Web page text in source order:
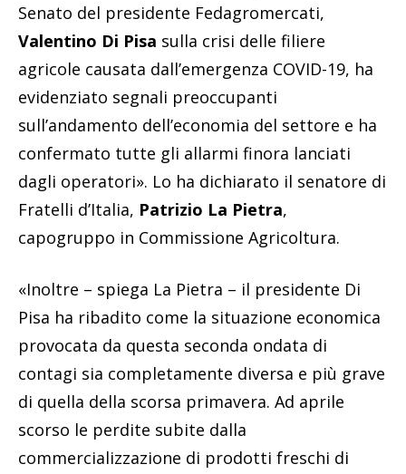
Senato del presidente Fedagromercati,
Valentino Di Pisa sulla crisi delle filiere
agricole causata dall’emergenza COVID-19, ha
evidenziato segnali preoccupanti
sull’andamento dell’economia del settore e ha
confermato tutte gli allarmi finora lanciati
dagli operatori». Lo ha dichiarato il senatore di
Fratelli d’Italia, Patrizio La Pietra,
capogruppo in Commissione Agricoltura.
«Inoltre – spiega La Pietra – il presidente Di
Pisa ha ribadito come la situazione economica
provocata da questa seconda ondata di
contagi sia completamente diversa e più grave
di quella della scorsa primavera. Ad aprile
scorso le perdite subite dalla
commercializzazione di prodotti freschi di